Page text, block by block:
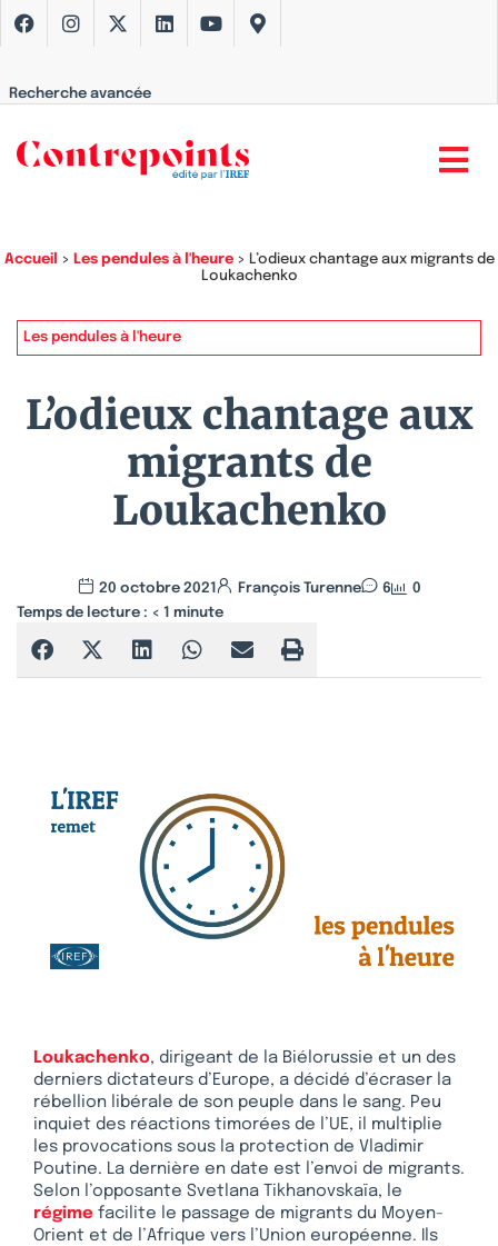
Recherche avancée
Accueil > Les pendules à l'heure> L’odieux chantage aux migrants de
Loukachenko
Les pendules à l'heure
L’odieux chantage aux
migrants de
Loukachenko
20 octobre 2021 François Turenne 6
0
Temps de lecture : < 1 minute
Loukachenko, dirigeant de la Biélorussie et un des
derniers dictateurs d’Europe, a décidé d’écraser la
rébellion libérale de son peuple dans le sang. Peu
inquiet des réactions timorées de l’UE, il multiplie
les provocations sous la protection de Vladimir
Poutine. La dernière en date est l’envoi de migrants.
Selon l’opposante Svetlana Tikhanovskaïa, le
régime facilite le passage de migrants du Moyen-
Orient et de l’Afrique vers l’Union européenne. Ils